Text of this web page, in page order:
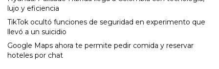
lujo y eficiencia
TikTok ocultó funciones de seguridad en experimento que
llevó a un suicidio
Google Maps ahora te permite pedir comida y reservar
hoteles por chat